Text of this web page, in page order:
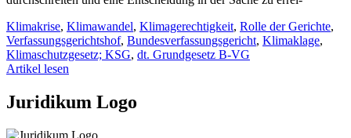
Klimakrise, Klimawandel, Klimagerechtigkeit, Rolle der Gerichte,
Verfassungsgerichtshof, Bundesverfassungsgericht, Klimaklage,
Klimaschutzgesetz; KSG, dt. Grundgesetz B-VG
Artikel lesen
Juridikum Logo